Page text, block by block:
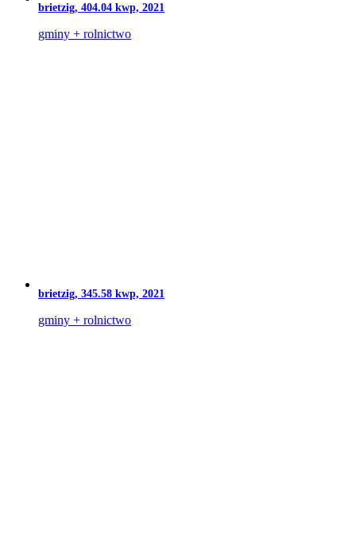
brietzig, 404.04 kwp, 2021
gminy + rolnictwo
brietzig, 345.58 kwp, 2021
gminy + rolnictwo